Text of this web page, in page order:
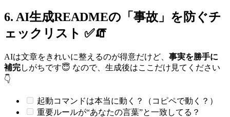
6. AI生成READMEの「事故」を防ぐチ
ェックリスト ✅🧯
AIは文章をきれいに整えるのが得意だけど、 事実を勝手に
補完しがちです😇 なので、生成後はここだけ見てください
👇
起動コマンドは本当に動く？（コピペで動く？）
重要ルールが“あなたの言葉”と一致してる？